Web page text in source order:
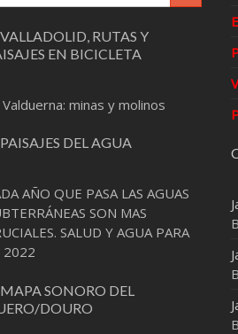
VALLADOLID, RUTAS Y
EN BICICLETA
Valduerna: minas y molinos
PAISAJES DEL AGUA
AÑO QUE PASA LAS AGUAS
SON MAS
SALUD Y AGUA PARA
2022
MAPA SONORO DEL
DOURO